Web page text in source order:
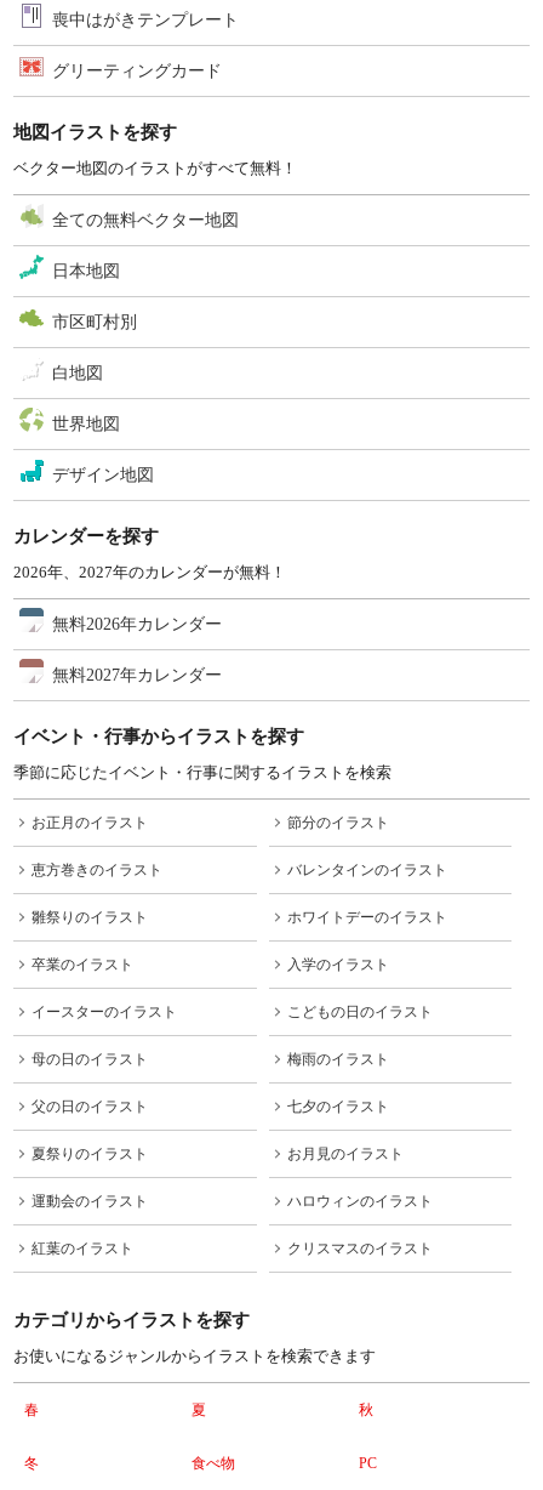
喪中はがきテンプレート
グリーティングカード
地図イラストを探す
ベクター地図のイラストがすべて無料！
全ての無料ベクター地図
日本地図
市区町村別
白地図
世界地図
デザイン地図
カレンダーを探す
2026年、2027年のカレンダーが無料！
無料2026年カレンダー
無料2027年カレンダー
イベント・行事からイラストを探す
季節に応じたイベント・行事に関するイラストを検索
お正月のイラスト 節分のイラスト
恵方巻きのイラスト バレンタインのイラスト
雛祭りのイラスト ホワイトデーのイラスト
卒業のイラスト 入学のイラスト
イースターのイラスト こどもの日のイラスト
母の日のイラスト 梅雨のイラスト
父の日のイラスト 七夕のイラスト
夏祭りのイラスト お月見のイラスト
運動会のイラスト ハロウィンのイラスト
紅葉のイラスト クリスマスのイラスト
カテゴリからイラストを探す
お使いになるジャンルからイラストを検索できます
春 夏 秋
冬 食べ物 PC